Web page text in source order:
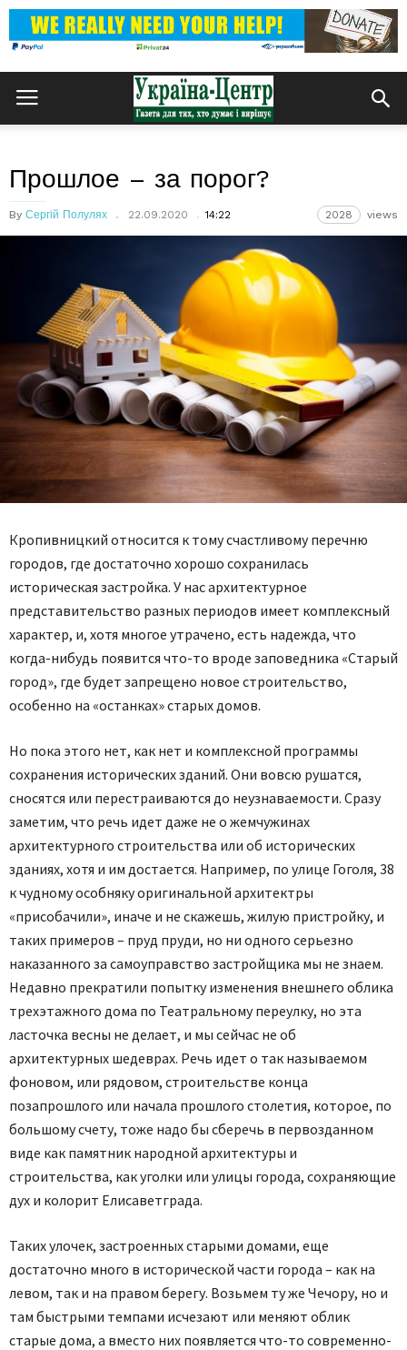
Прошлое – за порог?
By Сергій Полулях 22.09.2020 14:22 2028 views
Кропивницкий относится к тому счастливому перечню
городов, где достаточно хорошо сохранилась
историческая застройка. У нас архитектурное
представительство разных периодов имеет комплексный
характер, и, хотя многое утрачено, есть надежда, что
когда-нибудь появится что-то вроде заповедника «Старый
город», где будет запрещено новое строительство,
особенно на «останках» старых домов.
Но пока этого нет, как нет и комплексной программы
сохранения исторических зданий. Они вовсю рушатся,
сносятся или перестраиваются до неузнаваемости. Сразу
заметим, что речь идет даже не о жемчужинах
архитектурного строительства или об исторических
зданиях, хотя и им достается. Например, по улице Гоголя, 38
к чудному особняку оригинальной архитектры
«присобачили», иначе и не скажешь, жилую пристройку, и
таких примеров – пруд пруди, но ни одного серьезно
наказанного за самоуправство застройщика мы не знаем.
Недавно прекратили попытку изменения внешнего облика
трехэтажного дома по Театральному переулку, но эта
ласточка весны не делает, и мы сейчас не об
архитектурных шедеврах. Речь идет о так называемом
фоновом, или рядовом, строительстве конца
позапрошлого или начала прошлого столетия, которое, по
большому счету, тоже надо бы сберечь в первозданном
виде как памятник народной архитектуры и
строительства, как уголки или улицы города, сохраняющие
дух и колорит Елисаветграда.
Таких улочек, застроенных старыми домами, еще
достаточно много в исторической части города – как на
левом, так и на правом берегу. Возьмем ту же Чечору, но и
там быстрыми темпами исчезают или меняют облик
старые дома, а вместо них появляется что-то современно-